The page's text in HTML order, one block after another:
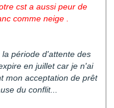
cst a aussi peur de
comme neige .
période d'attente des
en juillet car je n'ai
mon acceptation de prêt
du conflit...